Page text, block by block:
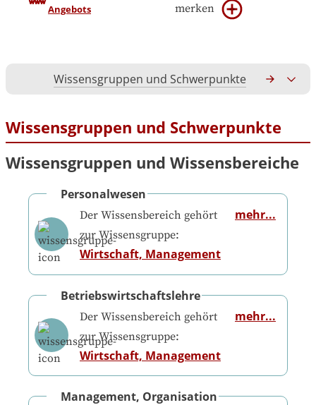
Angebots
merken
Wissensgruppen und Schwerpunkte
Wissensgruppen und Schwerpunkte
Wissensgruppen und Wissensbereiche
Personalwesen
Der Wissensbereich gehört
zur Wissensgruppe:
Wirtschaft, Management
mehr...
Betriebswirtschaftslehre
Der Wissensbereich gehört
zur Wissensgruppe:
Wirtschaft, Management
mehr...
Management, Organisation